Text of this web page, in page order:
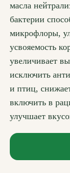
масла
бактерии
микрофлоры,
усвояемость
увеличивает
исключить
и птиц,
включить в
улучшает